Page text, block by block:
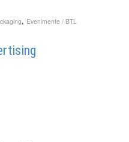
, Evenimente / BTL